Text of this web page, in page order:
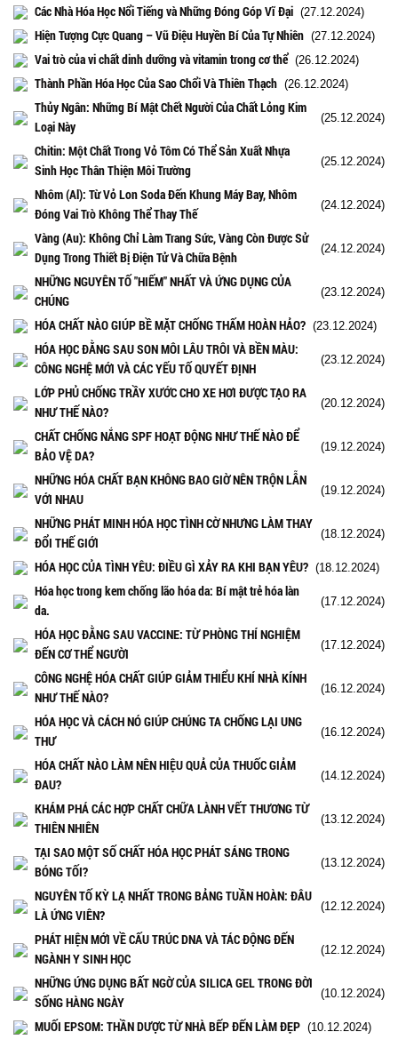
Các Nhà Hóa Học Nổi Tiếng và Những Đóng Góp Vĩ Đại (27.12.2024)
Hiện Tượng Cực Quang – Vũ Điệu Huyền Bí Của Tự Nhiên (27.12.2024)
Vai trò của vi chất dinh dưỡng và vitamin trong cơ thể(26.12.2024)
Thành Phần Hóa Học Của Sao Chổi Và Thiên Thạch (26.12.2024)
Thủy Ngân: Những Bí Mật Chết Người Của Chất Lỏng Kim
Loại Này
(25.12.2024)
Chitin: Một Chất Trong Vỏ Tôm Có Thể Sản Xuất Nhựa
Sinh Học Thân Thiện Môi Trường
(25.12.2024)
Nhôm (Al): Từ Vỏ Lon Soda Đến Khung Máy Bay, Nhôm
Đóng Vai Trò Không Thể Thay Thế
(24.12.2024)
Vàng (Au): Không Chỉ Làm Trang Sức, Vàng Còn Được Sử
Dụng Trong Thiết Bị Điện Tử Và Chữa Bệnh
(24.12.2024)
NHỮNG NGUYÊN TỐ "HIẾM" NHẤT VÀ ỨNG DỤNG CỦA
CHÚNG
(23.12.2024)
HÓA CHẤT NÀO GIÚP BỀ MẶT CHỐNG THẤM HOÀN HẢO? (23.12.2024)
HÓA HỌC ĐẰNG SAU SON MÔI LÂU TRÔI VÀ BỀN MÀU:
CÔNG NGHỆ MỚI VÀ CÁC YẾU TỐ QUYẾT ĐỊNH
(23.12.2024)
LỚP PHỦ CHỐNG TRẦY XƯỚC CHO XE HƠI ĐƯỢC TẠO RA
NHƯ THẾ NÀO?
(20.12.2024)
CHẤT CHỐNG NẮNG SPF HOẠT ĐỘNG NHƯ THẾ NÀO ĐỂ
BẢO VỆ DA?
(19.12.2024)
NHỮNG HÓA CHẤT BẠN KHÔNG BAO GIỜ NÊN TRỘN LẪN
VỚI NHAU
(19.12.2024)
NHỮNG PHÁT MINH HÓA HỌC TÌNH CỜ NHƯNG LÀM THAY
ĐỔI THẾ GIỚI
(18.12.2024)
HÓA HỌC CỦA TÌNH YÊU: ĐIỀU GÌ XẢY RA KHI BẠN YÊU? (18.12.2024)
Hóa học trong kem chống lão hóa da: Bí mật trẻ hóa làn
da.
(17.12.2024)
HÓA HỌC ĐẰNG SAU VACCINE: TỪ PHÒNG THÍ NGHIỆM
ĐẾN CƠ THỂ NGƯỜI
(17.12.2024)
CÔNG NGHỆ HÓA CHẤT GIÚP GIẢM THIỂU KHÍ NHÀ KÍNH
NHƯ THẾ NÀO?
(16.12.2024)
HÓA HỌC VÀ CÁCH NÓ GIÚP CHÚNG TA CHỐNG LẠI UNG
THƯ
(16.12.2024)
HÓA CHẤT NÀO LÀM NÊN HIỆU QUẢ CỦA THUỐC GIẢM
ĐAU?
(14.12.2024)
KHÁM PHÁ CÁC HỢP CHẤT CHỮA LÀNH VẾT THƯƠNG TỪ
THIÊN NHIÊN
(13.12.2024)
TẠI SAO MỘT SỐ CHẤT HÓA HỌC PHÁT SÁNG TRONG
BÓNG TỐI?
(13.12.2024)
NGUYÊN TỐ KỲ LẠ NHẤT TRONG BẢNG TUẦN HOÀN: ĐÂU
LÀ ỨNG VIÊN?
(12.12.2024)
PHÁT HIỆN MỚI VỀ CẤU TRÚC DNA VÀ TÁC ĐỘNG ĐẾN
NGÀNH Y SINH HỌC
(12.12.2024)
NHỮNG ỨNG DỤNG BẤT NGỜ CỦA SILICA GEL TRONG ĐỜI
SỐNG HÀNG NGÀY
(10.12.2024)
MUỐI EPSOM: THẦN DƯỢC TỪ NHÀ BẾP ĐẾN LÀM ĐẸP (10.12.2024)